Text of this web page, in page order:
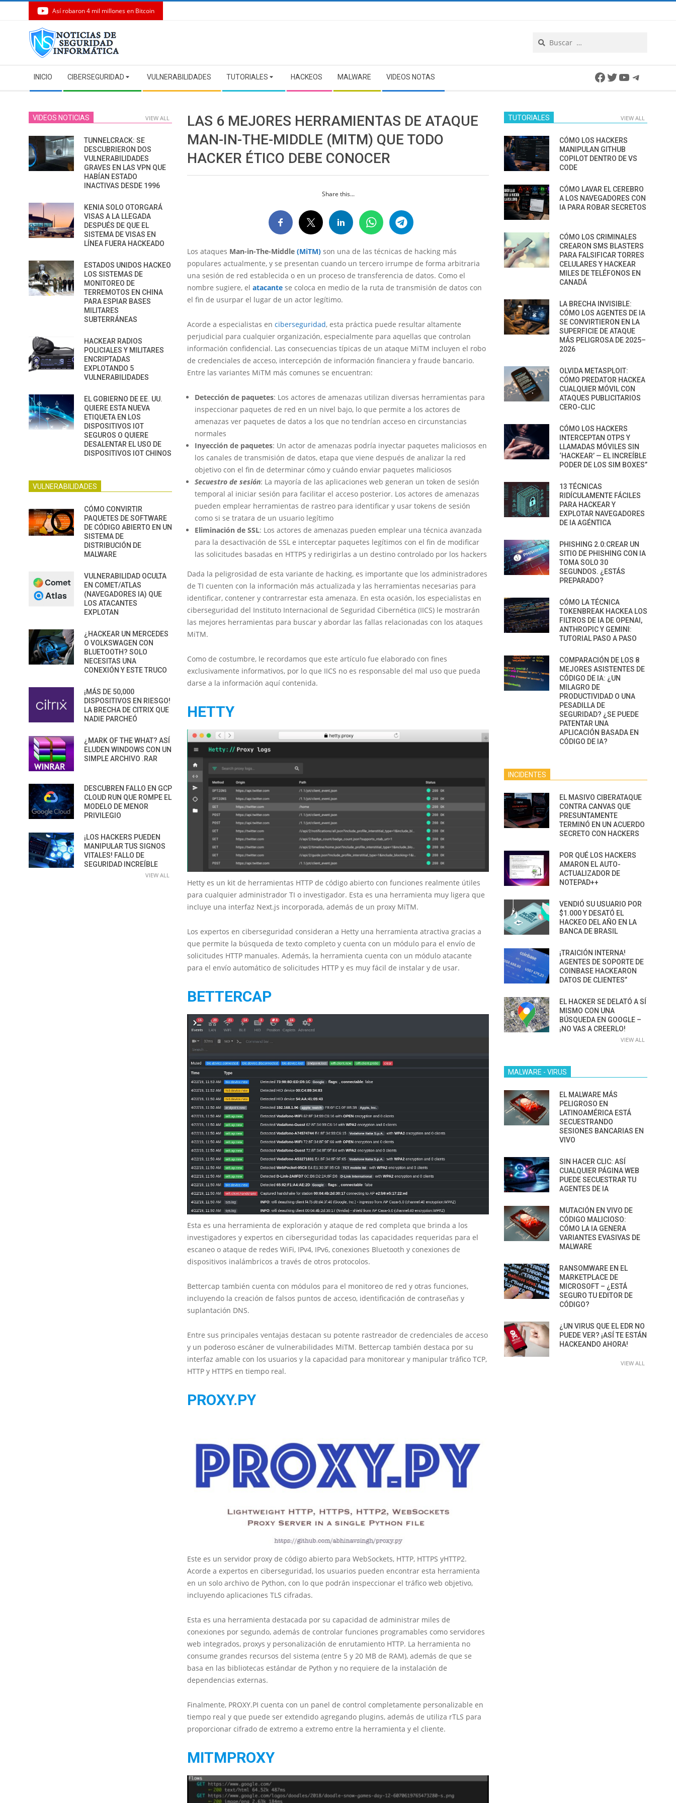
Así robaron 4 mil millones en Bitcoin
Navigation
Menu
INICIO CIBERSEGURIDAD VULNERABILIDADES TUTORIALES HACKEOS MALWARE VIDEOS NOTAS Facebook
Twitter
YouTube
LAS 6 MEJORES HERRAMIENTAS DE ATAQUE
MAN-IN-THE-MIDDLE (MITM) QUE TODO
HACKER ÉTICO DEBE CONOCER
Share this...
Los ataques Man-in-The-Middle (MiTM) son una de las técnicas de hacking más
populares actualmente, y se presentan cuando un tercero irrumpe de forma arbitraria
una sesión de red establecida o en un proceso de transferencia de datos. Como el
nombre sugiere, el atacante se coloca en medio de la ruta de transmisión de datos con
el fin de usurpar el lugar de un actor legítimo.
Acorde a especialistas en ciberseguridad, esta práctica puede resultar altamente
perjudicial para cualquier organización, especialmente para aquellas que controlan
información confidencial. Las consecuencias típicas de un ataque MiTM incluyen el robo
de credenciales de acceso, intercepción de información financiera y fraude bancario.
Entre las variantes MiTM más comunes se encuentran:
Detección de paquetes: Los actores de amenazas utilizan diversas herramientas para
inspeccionar paquetes de red en un nivel bajo, lo que permite a los actores de
amenazas ver paquetes de datos a los que no tendrían acceso en circunstancias
normales
Inyección de paquetes: Un actor de amenazas podría inyectar paquetes maliciosos en
los canales de transmisión de datos, etapa que viene después de analizar la red
objetivo con el fin de determinar cómo y cuándo enviar paquetes maliciosos
Secuestro de sesión: La mayoría de las aplicaciones web generan un token de sesión
temporal al iniciar sesión para facilitar el acceso posterior. Los actores de amenazas
pueden emplear herramientas de rastreo para identificar y usar tokens de sesión
como si se tratara de un usuario legítimo
Eliminación de SSL: Los actores de amenazas pueden emplear una técnica avanzada
para la desactivación de SSL e interceptar paquetes legítimos con el fin de modificar
las solicitudes basadas en HTTPS y redirigirlas a un destino controlado por los hackers
Dada la peligrosidad de esta variante de hacking, es importante que los administradores
de TI cuenten con la información más actualizada y las herramientas necesarias para
identificar, contener y contrarrestar esta amenaza. En esta ocasión, los especialistas en
ciberseguridad del Instituto Internacional de Seguridad Cibernética (IICS) le mostrarán
las mejores herramientas para buscar y abordar las fallas relacionadas con los ataques
MiTM.
Como de costumbre, le recordamos que este artículo fue elaborado con fines
exclusivamente informativos, por lo que IICS no es responsable del mal uso que pueda
darse a la información aquí contenida.
HETTY
Hetty es un kit de herramientas HTTP de código abierto con funciones realmente útiles
para cualquier administrador TI o investigador. Esta es una herramienta muy ligera que
incluye una interfaz Next.js incorporada, además de un proxy MiTM.
Los expertos en ciberseguridad consideran a Hetty una herramienta atractiva gracias a
que permite la búsqueda de texto completo y cuenta con un módulo para el envío de
solicitudes HTTP manuales. Además, la herramienta cuenta con un módulo atacante
para el envío automático de solicitudes HTTP y es muy fácil de instalar y de usar.
BETTERCAP
Esta es una herramienta de exploración y ataque de red completa que brinda a los
investigadores y expertos en ciberseguridad todas las capacidades requeridas para el
escaneo o ataque de redes WiFi, IPv4, IPv6, conexiones Bluetooth y conexiones de
dispositivos inalámbricos a través de otros protocolos.
Bettercap también cuenta con módulos para el monitoreo de red y otras funciones,
incluyendo la creación de falsos puntos de acceso, identificación de contraseñas y
suplantación DNS.
Entre sus principales ventajas destacan su potente rastreador de credenciales de acceso
y un poderoso escáner de vulnerabilidades MiTM. Bettercap también destaca por su
interfaz amable con los usuarios y la capacidad para monitorear y manipular tráfico TCP,
HTTP y HTTPS en tiempo real.
PROXY.PY
Este es un servidor proxy de código abierto para WebSockets, HTTP, HTTPS yHTTP2.
Acorde a expertos en ciberseguridad, los usuarios pueden encontrar esta herramienta
en un solo archivo de Python, con lo que podrán inspeccionar el tráfico web objetivo,
incluyendo aplicaciones TLS cifradas.
Esta es una herramienta destacada por su capacidad de administrar miles de
conexiones por segundo, además de controlar funciones programables como servidores
web integrados, proxys y personalización de enrutamiento HTTP. La herramienta no
consume grandes recursos del sistema (entre 5 y 20 MB de RAM), además de que se
basa en las bibliotecas estándar de Python y no requiere de la instalación de
dependencias externas.
Finalmente, PROXY.PI cuenta con un panel de control completamente personalizable en
tiempo real y que puede ser extendido agregando plugins, además de utiliza rTLS para
proporcionar cifrado de extremo a extremo entre la herramienta y el cliente.
MITMPROXY
VIDEOS NOTICIAS VIEW ALL
TUNNELCRACK: SE
DESCUBRIERON DOS
VULNERABILIDADES
GRAVES EN LAS VPN QUE
HABÍAN ESTADO
INACTIVAS DESDE 1996
KENIA SOLO OTORGARÁ
VISAS A LA LLEGADA
DESPUÉS DE QUE EL
SISTEMA DE VISAS EN
LÍNEA FUERA HACKEADO
ESTADOS UNIDOS HACKEO
LOS SISTEMAS DE
MONITOREO DE
TERREMOTOS EN CHINA
PARA ESPIAR BASES
MILITARES
SUBTERRÁNEAS
HACKEAR RADIOS
POLICIALES Y MILITARES
ENCRIPTADAS
EXPLOTANDO 5
VULNERABILIDADES
EL GOBIERNO DE EE. UU.
QUIERE ESTA NUEVA
ETIQUETA EN LOS
DISPOSITIVOS IOT
SEGUROS O QUIERE
DESALENTAR EL USO DE
DISPOSITIVOS IOT CHINOS
VULNERABILIDADES
CÓMO CONVIRTIR
PAQUETES DE SOFTWARE
DE CÓDIGO ABIERTO EN UN
SISTEMA DE
DISTRIBUCIÓN DE
MALWARE
VULNERABILIDAD OCULTA
EN COMET/ATLAS
(NAVEGADORES IA) QUE
LOS ATACANTES
EXPLOTAN
¿HACKEAR UN MERCEDES
O VOLKSWAGEN CON
BLUETOOTH? SOLO
NECESITAS UNA
CONEXIÓN Y ESTE TRUCO
¡MÁS DE 50,000
DISPOSITIVOS EN RIESGO!
LA BRECHA DE CITRIX QUE
NADIE PARCHEÓ
¿MARK OF THE WHAT? ASÍ
ELUDEN WINDOWS CON UN
SIMPLE ARCHIVO .RAR
DESCUBREN FALLO EN GCP
CLOUD RUN QUE ROMPE EL
MODELO DE MENOR
PRIVILEGIO
¡LOS HACKERS PUEDEN
MANIPULAR TUS SIGNOS
VITALES! FALLO DE
SEGURIDAD INCREÍBLE
VIEW ALL
TUTORIALES VIEW ALL
CÓMO LOS HACKERS
MANIPULAN GITHUB
COPILOT DENTRO DE VS
CODE
CÓMO LAVAR EL CEREBRO
A LOS NAVEGADORES CON
IA PARA ROBAR SECRETOS
CÓMO LOS CRIMINALES
CREARON SMS BLASTERS
PARA FALSIFICAR TORRES
CELULARES Y HACKEAR
MILES DE TELÉFONOS EN
CANADÁ
LA BRECHA INVISIBLE:
CÓMO LOS AGENTES DE IA
SE CONVIRTIERON EN LA
SUPERFICIE DE ATAQUE
MÁS PELIGROSA DE 2025–
2026
OLVIDA METASPLOIT:
CÓMO PREDATOR HACKEA
CUALQUIER MÓVIL CON
ATAQUES PUBLICITARIOS
CERO-CLIC
CÓMO LOS HACKERS
INTERCEPTAN OTPS Y
LLAMADAS MÓVILES SIN
‘HACKEAR’ — EL INCREÍBLE
PODER DE LOS SIM BOXES”
13 TÉCNICAS
RIDÍCULAMENTE FÁCILES
PARA HACKEAR Y
EXPLOTAR NAVEGADORES
DE IA AGÉNTICA
PHISHING 2.0:CREAR UN
SITIO DE PHISHING CON IA
TOMA SOLO 30
SEGUNDOS. ¿ESTÁS
PREPARADO?
CÓMO LA TÉCNICA
TOKENBREAK HACKEA LOS
FILTROS DE IA DE OPENAI,
ANTHROPIC Y GEMINI:
TUTORIAL PASO A PASO
COMPARACIÓN DE LOS 8
MEJORES ASISTENTES DE
CÓDIGO DE IA: ¿UN
MILAGRO DE
PRODUCTIVIDAD O UNA
PESADILLA DE
SEGURIDAD? ¿SE PUEDE
PATENTAR UNA
APLICACIÓN BASADA EN
CÓDIGO DE IA?
INCIDENTES
EL MASIVO CIBERATAQUE
CONTRA CANVAS QUE
PRESUNTAMENTE
TERMINÓ EN UN ACUERDO
SECRETO CON HACKERS
POR QUÉ LOS HACKERS
AMARON EL AUTO-
ACTUALIZADOR DE
NOTEPAD++
VENDIÓ SU USUARIO POR
$1.000 Y DESATÓ EL
HACKEO DEL AÑO EN LA
BANCA DE BRASIL
¡TRAICIÓN INTERNA!
AGENTES DE SOPORTE DE
COINBASE HACKEARON
DATOS DE CLIENTES”
EL HACKER SE DELATÓ A SÍ
MISMO CON UNA
BÚSQUEDA EN GOOGLE –
¡NO VAS A CREERLO!
VIEW ALL
MALWARE - VIRUS
EL MALWARE MÁS
PELIGROSO EN
LATINOAMÉRICA ESTÁ
SECUESTRANDO
SESIONES BANCARIAS EN
VIVO
SIN HACER CLIC: ASÍ
CUALQUIER PÁGINA WEB
PUEDE SECUESTRAR TU
AGENTES DE IA
MUTACIÓN EN VIVO DE
CÓDIGO MALICIOSO:
CÓMO LA IA GENERA
VARIANTES EVASIVAS DE
MALWARE
RANSOMWARE EN EL
MARKETPLACE DE
MICROSOFT – ¿ESTÁ
SEGURO TU EDITOR DE
CÓDIGO?
¿UN VIRUS QUE EL EDR NO
PUEDE VER? ¡ASÍ TE ESTÁN
HACKEANDO AHORA!
VIEW ALL